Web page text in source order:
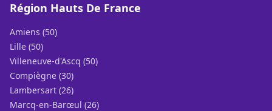
Région Hauts De France
Amiens (50)
Lille (50)
Villeneuve-d'Ascq (50)
Compiègne (30)
Lambersart (26)
Marcq-en-Barœul (26)